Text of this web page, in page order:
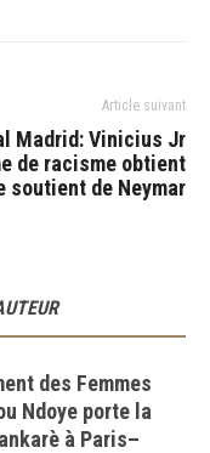
Article suivant
Madrid: Vinicius Jr
de racisme obtient
soutient de Neymar
des Femmes
Ndoye porte la
à Paris–